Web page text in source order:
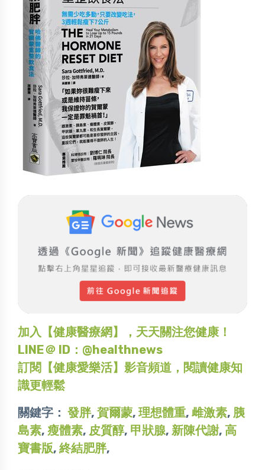
加入【健康醫療網】，天天關注您健康！
LINE＠ ID：@healthnews
訂閱【健康愛樂活】影音頻道，閱讀健康知
識更輕鬆
關鍵字： 發胖,賀爾蒙, 理想體重, 雌激素, 胰
島素, 瘦體素, 皮質醇, 甲狀腺, 新陳代謝, 高
寶書版, 終結肥胖,